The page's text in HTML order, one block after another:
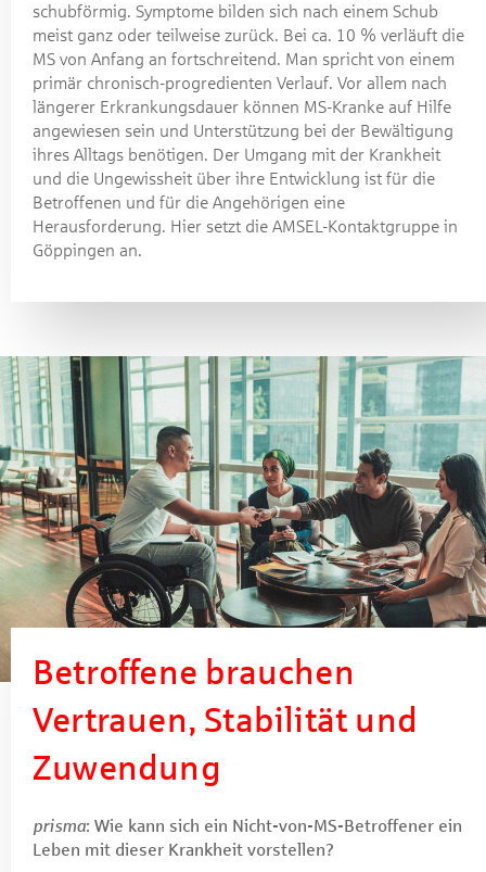
schubförmig. Symptome bilden sich nach einem Schub
meist ganz oder teilweise zurück. Bei ca. 10 % verläuft die
MS von Anfang an fortschreitend. Man spricht von einem
primär chronisch-progredienten Verlauf. Vor allem nach
längerer Erkrankungsdauer können MS-Kranke auf Hilfe
angewiesen sein und Unterstützung bei der Bewältigung
ihres Alltags benötigen. Der Umgang mit der Krankheit
und die Ungewissheit über ihre Entwicklung ist für die
Betroffenen und für die Angehörigen eine
Herausforderung. Hier setzt die AMSEL-Kontaktgruppe in
Göppingen an.
Betroffene brauchen
Vertrauen, Stabilität und
Zuwendung
prisma: Wie kann sich ein Nicht-von-MS-Betroffener ein
Leben mit dieser Krankheit vorstellen?